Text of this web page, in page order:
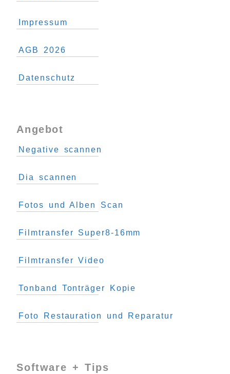
Impressum
AGB 2026
Datenschutz
Angebot
Negative scannen
Dia scannen
Fotos und Alben Scan
Filmtransfer Super8-16mm
Filmtransfer Video
Tonband Tonträger Kopie
Foto Restauration und Reparatur
Software + Tips